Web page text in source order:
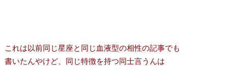
これは以前同じ星座と同じ血液型の相性の記事でも
書いたんやけど、同じ特徴を持つ同士言うんは